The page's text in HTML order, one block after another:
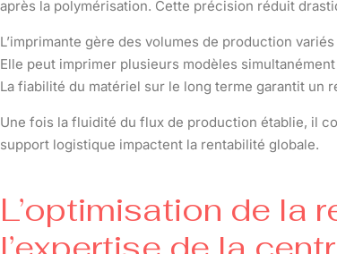
après la polymérisation. Cette précision réduit
L’imprimante gère des volumes de production
Elle peut imprimer plusieurs modèles
La fiabilité du matériel sur le long terme garantit
Une fois la fluidité du flux de production établie, il
support logistique impactent la rentabilité globale.
L’optimisation de la